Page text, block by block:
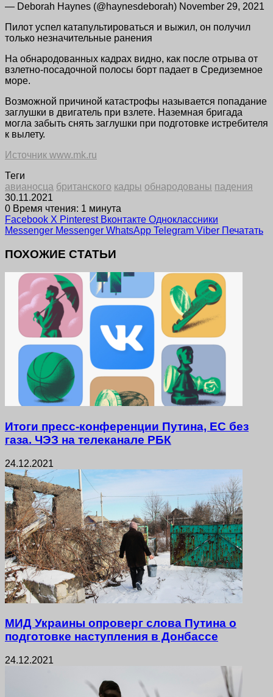
— Deborah Haynes (@haynesdeborah) November 29, 2021
Пилот успел катапультироваться и выжил, он получил
только незначительные ранения
На обнародованных кадрах видно, как после отрыва от
взлетно-посадочной полосы борт падает в Средиземное
море.
Возможной причиной катастрофы называется попадание
заглушки в двигатель при взлете. Наземная бригада
могла забыть снять заглушки при подготовке истребителя
к вылету.
Источник www.mk.ru
Теги
авианосца британского кадры обнародованы падения
30.11.2021
0 Время чтения: 1 минута
Facebook X Pinterest Вконтакте Одноклассники
Messenger Messenger WhatsApp Telegram Viber Печатать
ПОХОЖИЕ СТАТЬИ
Итоги пресс-конференции Путина, ЕС без
газа. ЧЭЗ на телеканале РБК
24.12.2021
МИД Украины опроверг слова Путина о
подготовке наступления в Донбассе
24.12.2021